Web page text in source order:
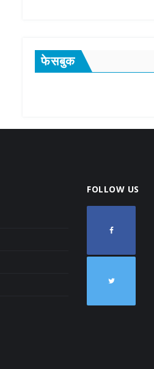
फेसबुक
FOLLOW US